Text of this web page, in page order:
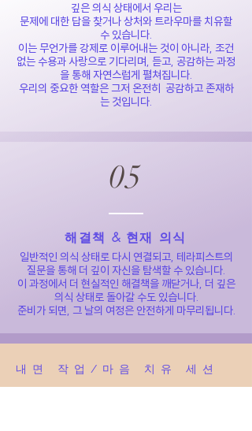
깊은 의식 상태에서 우리는
문제에 대한 답을 찾거나 상처와 트라우마를 치유할
수 있습니다.
이는 무언가를 강제로 이루어내는 것이 아니라, 조건
없는 수용과 사랑으로 기다리며, 듣고, 공감하는 과정
을 통해 자연스럽게 펼쳐집니다.
우리의 중요한 역할은 그저 온전히 공감하고 존재하
는 것입니다.
05
해결책 & 현재 의식
일반적인 의식 상태로 다시 연결되고, 테라피스트의
질문을 통해 더 깊이 자신을 탐색할 수 있습니다.
이 과정에서 더 현실적인 해결책을 깨닫거나, 더 깊은
의식 상태로 돌아갈 수도 있습니다.
준비가 되면, 그 날의 여정은 안전하게 마무리됩니다.
내면 작업/마음 치유 세션